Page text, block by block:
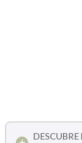
DESCUBRE